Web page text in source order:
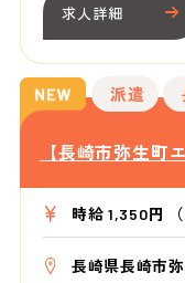
求人詳細
派遣
【長崎市弥生町
時給 1,350円
長崎県長崎市